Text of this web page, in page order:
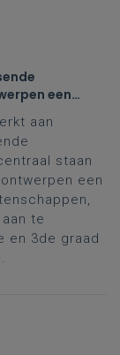
een
aan
staan
een
te
en 3de graad